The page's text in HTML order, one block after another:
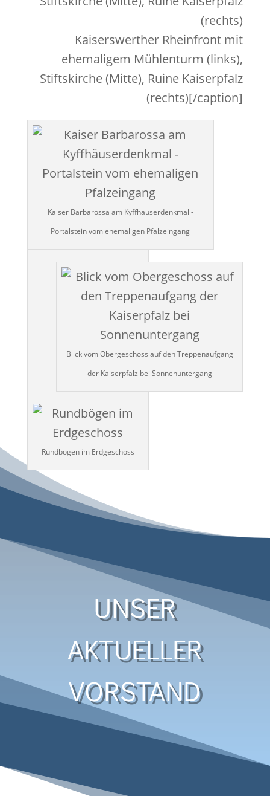
Kaiserswerther Rheinfront mit
ehemaligem Mühlenturm (links),
Stiftskirche (Mitte), Ruine Kaiserpfalz
(rechts)[/caption]
Kaiser Barbarossa am Kyffhäuserdenkmal -
Portalstein vom ehemaligen Pfalzeingang
Blick vom Obergeschoss auf den Treppenaufgang
der Kaiserpfalz bei Sonnenuntergang
Rundbögen im Erdgeschoss
UNSER
AKTUELLER
VORSTAND